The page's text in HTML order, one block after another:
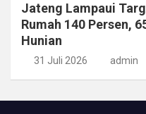
Jateng Lampaui
Rumah 140 Persen,
Hunian
31 Juli 2026 admin